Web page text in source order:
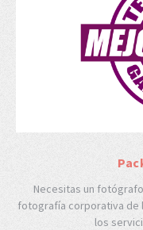
Necesitas un
fotografía corporativa de
los